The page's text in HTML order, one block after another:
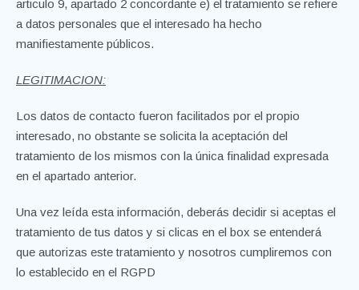
articulo 9, apartado 2 concordante e) el tratamiento se refiere
a datos personales que el interesado ha hecho
manifiestamente públicos.
LEGITIMACION:
Los datos de contacto fueron facilitados por el propio
interesado, no obstante se solicita la aceptación del
tratamiento de los mismos con la única finalidad expresada
en el apartado anterior.
Una vez leída esta información, deberás decidir si aceptas el
tratamiento de tus datos y si clicas en el box se entenderá
que autorizas este tratamiento y nosotros cumpliremos con
lo establecido en el RGPD